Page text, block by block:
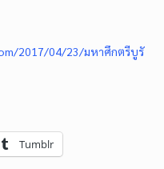
2017/04/23/มหาศึกตรีบูรั
Tumblr